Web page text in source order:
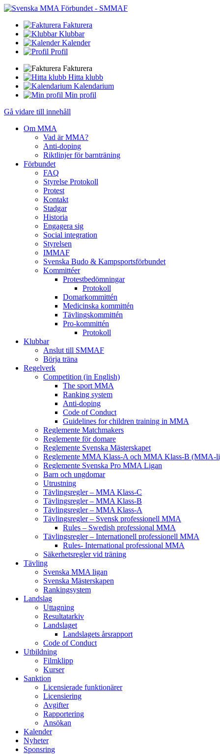
Fakturera
Klubbar
Kalender
Profil
Fakturera
Hitta klubb
Kalendarium
Min profil
Gå vidare till innehåll
Om MMA
Vad är MMA?
Anti-doping
Riktlinjer för barnträning
Förbundet
FAQ
Styrelse Protokoll
Protest
Kontakt
Stadgar
Historia
Engagera sig
Social integration
Styrelsen
IMMAF
Svenska Budo & Kampsportsförbundet
Kommittéer
Protestbedömningar
Protokoll
Domarkommittén
Medicinska kommittén
Tävlingskommittén
Pro-kommittén
Protokoll
Klubbar
Anslut till SMMAF
Börja träna
Regelverk
Competition (in English)
The sport MMA
Ranking system
Anti-doping
Code of Conduct
Guidelines for children training in MMA
Reglemente Matchmakers
Reglemente för domare
Reglemente Svenska Mästerskapet
Reglemente MMA Klass-A och MMA Klass-B (MMA-
Reglemente Svenska Pro MMA Ligan
Barn och ungdomar
Utrustning
Tävlingsregler – MMA Klass-C
Tävlingsregler – MMA Klass-B
Tävlingsregler – MMA Klass-A
Tävlingsregler – Svensk professionell MMA
Rules – Swedish professional MMA
Tävlingsregler – Internationell professionell MMA
Rules- International professional MMA
Säkerhetsregler vid träning
Tävling
Svenska MMA ligan
Svenska Mästerskapen
Rankingsystem
Landslag
Uttagning
Resultatarkiv
Landslaget
Landslagets årsrapport
Code of Conduct
Utbildning
Filmklipp
Kurser
Sanktion
Licensierade funktionärer
Licensiering
Avgifter
Rapportering
Ansökan
Kalender
Nyheter
Sponsring